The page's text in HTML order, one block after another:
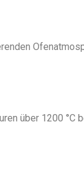
über 1200